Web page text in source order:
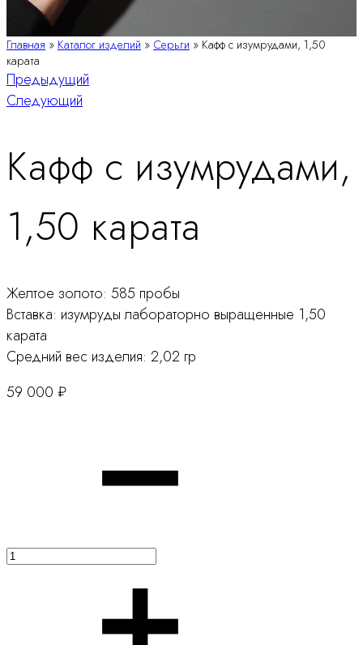
Главная » Каталог изделий » Серьги » Кафф с изумрудами, 1,50
карата
Навигация
продукту
Предыдущий
Следующий
Кафф с изумрудами,
1,50 карата
Желтое золото: 585 пробы
Вставка: изумруды лабораторно выращенные 1,50
карата
Средний вес изделия: 2,02 гр
59 000 ₽